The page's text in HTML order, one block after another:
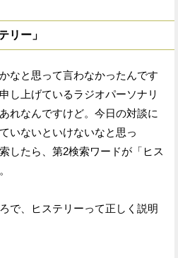
リー」
なと思って言わなかったんです
し上げているラジオパーソナリ
れなんですけど。今日の対談に
いないといけないなと思っ
たら、第2検索ワードが「ヒス
で、ヒステリーって正しく説明